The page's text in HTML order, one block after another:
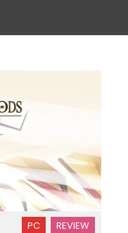
PC REVIEW